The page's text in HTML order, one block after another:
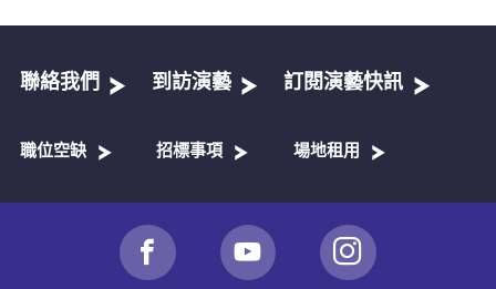
聯絡我們 到訪演藝 訂閱演藝快訊
職位空缺 招標事項 場地租用